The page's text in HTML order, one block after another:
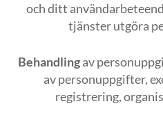
och ditt
tjänster utgöra
Behandlingav
av personuppgifter,
registrering,